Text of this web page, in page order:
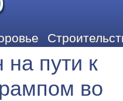
пути к
во